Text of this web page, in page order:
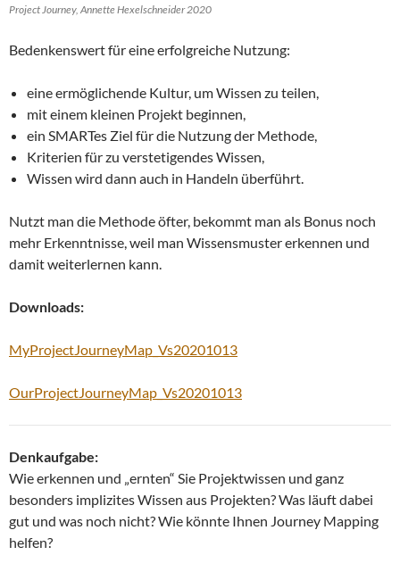
Project Journey, Annette Hexelschneider 2020
Bedenkenswert für eine erfolgreiche Nutzung:
eine ermöglichende Kultur, um Wissen zu teilen,
mit einem kleinen Projekt beginnen,
ein SMARTes Ziel für die Nutzung der Methode,
Kriterien für zu verstetigendes Wissen,
Wissen wird dann auch in Handeln überführt.
Nutzt man die Methode öfter, bekommt man als Bonus noch
mehr Erkenntnisse, weil man Wissensmuster erkennen und
damit weiterlernen kann.
Downloads:
MyProjectJourneyMap_Vs20201013
OurProjectJourneyMap_Vs20201013
Denkaufgabe:
Wie erkennen und „ernten“ Sie Projektwissen und ganz
besonders implizites Wissen aus Projekten? Was läuft dabei
gut und was noch nicht? Wie könnte Ihnen Journey Mapping
helfen?